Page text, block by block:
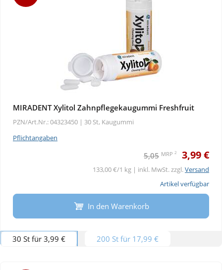
MIRADENT Xylitol Zahnpflegekaugummi Freshfruit
PZN/Art.Nr.: 04323450 | 30 St, Kaugummi
Pflichtangaben
5,05 MRP 2 3,99 €
133,00 €/1 kg | inkl. MwSt. zzgl.Versand
Artikel verfügbar
In den Warenkorb
30 St für 3,99 € 200 St für 17,99 €